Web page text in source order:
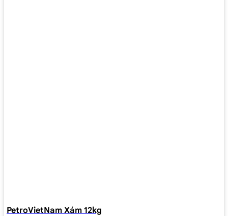
PetroVietNam Xám 12kg